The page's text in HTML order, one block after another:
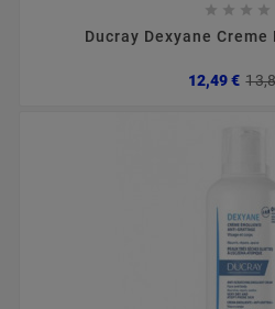
   
Ducray Dexyane Creme
12,49 €